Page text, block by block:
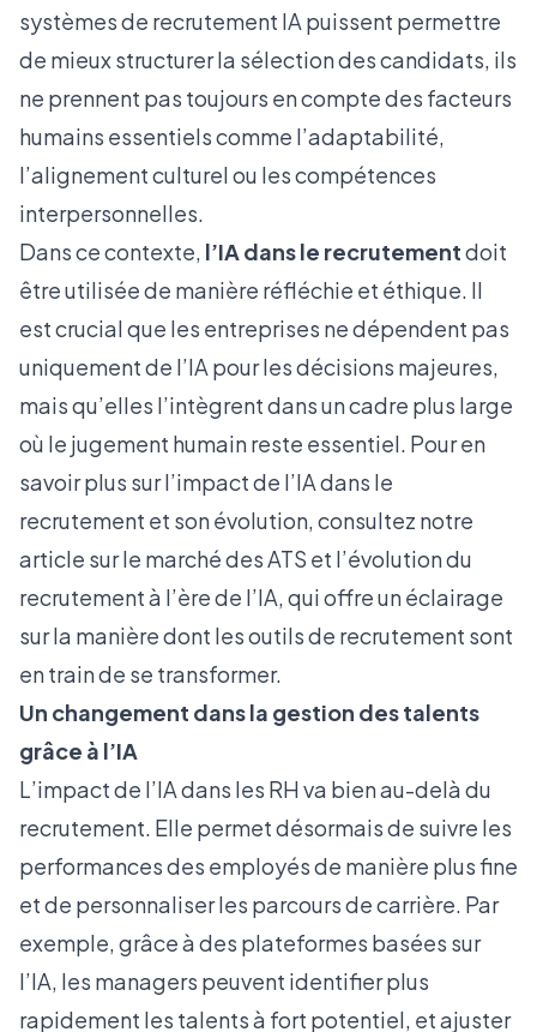
systèmes de recrutement IA puissent permettre
de mieux structurer la sélection des candidats, ils
ne prennent pas toujours en compte des facteurs
humains essentiels comme l’adaptabilité,
l’alignement culturel ou les compétences
interpersonnelles.
Dans ce contexte, l’IA dans le recrutementdoit
être utilisée de manière réfléchie et éthique. Il
est crucial que les entreprises ne dépendent pas
uniquement de l’IA pour les décisions majeures,
mais qu’elles l’intègrent dans un cadre plus large
où le jugement humain reste essentiel. Pour en
savoir plus sur l’impact de l’IA dans le
recrutement et son évolution, consultez notre
article surle marché des ATS et l’évolution du
recrutement à l’ère de l’IA, qui offre un éclairage
sur la manière dont les outils de recrutement sont
en train de se transformer.
Un changement dans la gestion des talents
grâce à l’IA
L’impact de l’IA dans les RH va bien au-delà du
recrutement. Elle permet désormais de suivre les
performances des employés de manière plus fine
et de personnaliser les parcours de carrière. Par
exemple, grâce à des plateformes basées sur
l’IA, les managers peuvent identifier plus
rapidement les talents à fort potentiel, et ajuster